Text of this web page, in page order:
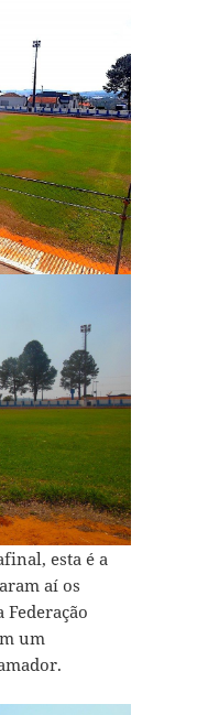
esta é a
aí os
um